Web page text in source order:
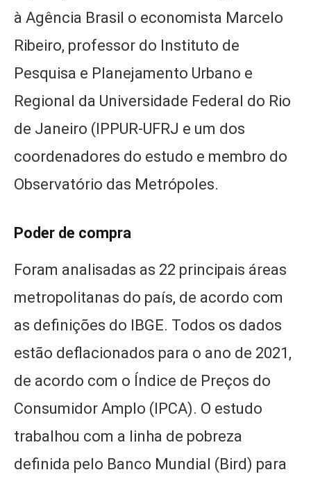
à Agência Brasil o economista Marcelo
Ribeiro, professor do Instituto de
Pesquisa e Planejamento Urbano e
Regional da Universidade Federal do Rio
de Janeiro (IPPUR-UFRJ e um dos
coordenadores do estudo e membro do
Observatório das Metrópoles.
Poder de compra
Foram analisadas as 22 principais áreas
metropolitanas do país, de acordo com
as definições do IBGE. Todos os dados
estão deflacionados para o ano de 2021,
de acordo com o Índice de Preços do
Consumidor Amplo (IPCA). O estudo
trabalhou com a linha de pobreza
definida pelo Banco Mundial (Bird) para